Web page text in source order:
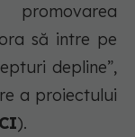
să intre pe
depline”,
a proiectului
).